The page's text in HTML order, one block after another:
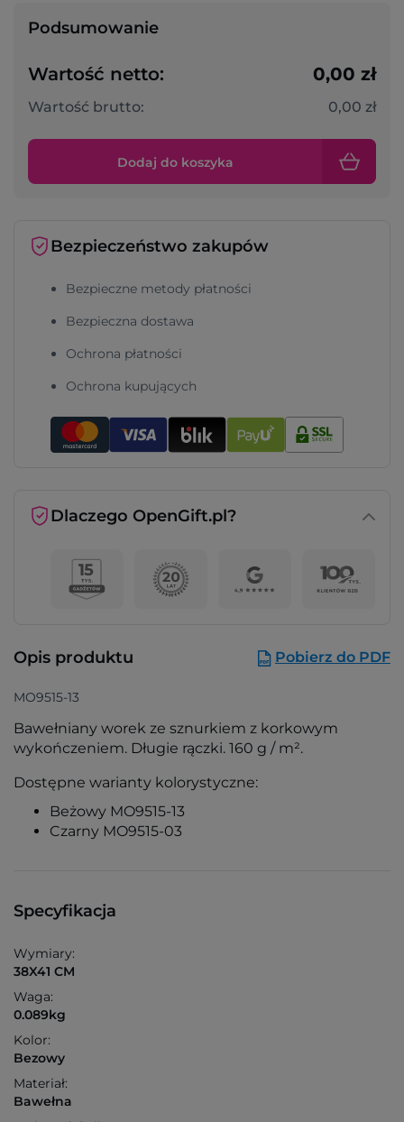
Podsumowanie
Wartość netto: 0,00 zł
Wartość brutto: 0,00 zł
Dodaj do koszyka
Bezpieczeństwo zakupów
Bezpieczne metody płatności
Bezpieczna dostawa
Ochrona płatności
Ochrona kupujących
Dlaczego OpenGift.pl?
Opis produktu Pobierz do PDF
MO9515-13
Bawełniany worek ze sznurkiem z korkowym
wykończeniem. Długie rączki. 160 g / m².
Dostępne warianty kolorystyczne:
Beżowy MO9515-13
Czarny MO9515-03
Specyfikacja
Wymiary:
38X41 CM
Waga:
0.089kg
Kolor:
Bezowy
Materiał:
Bawełna